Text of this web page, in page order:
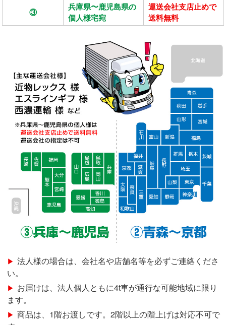
③
兵庫県〜鹿児島県の
個人様宅宛
運送会社支店止めで
送料無料
法人様の場合は、会社名や店舗名等を必ずご連絡くださ
い。
お届けは、法人個人ともに4t車が通行な可能地域に限り
ます。
商品は、1階お渡しです。2階以上の階上げは対応不可で